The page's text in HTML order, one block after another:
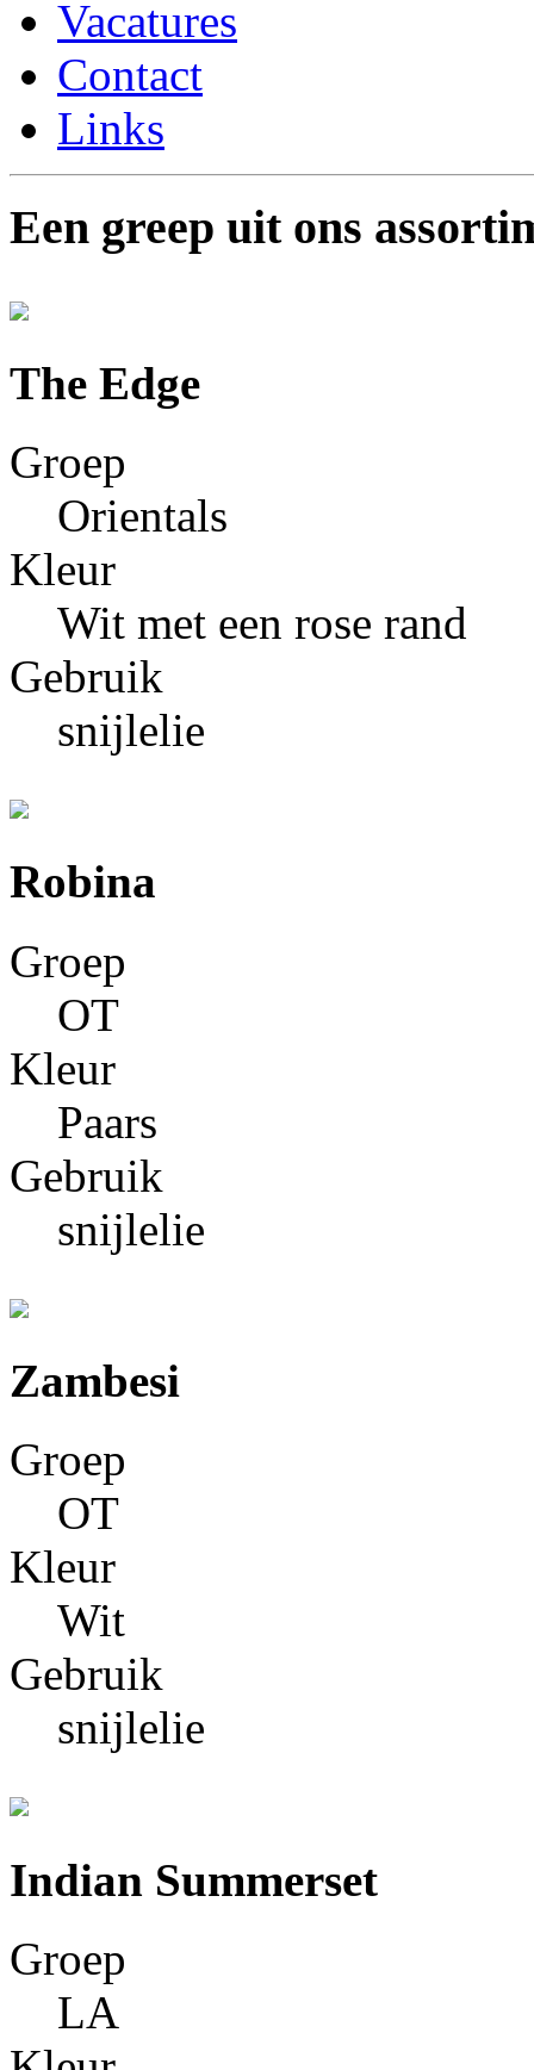
Vacatures
Contact
Links
Een greep uit ons
The Edge
Groep
Orientals
Kleur
Wit met een rose rand
Gebruik
snijlelie
Robina
Groep
OT
Kleur
Paars
Gebruik
snijlelie
Zambesi
Groep
OT
Kleur
Wit
Gebruik
snijlelie
Indian Summerset
Groep
LA